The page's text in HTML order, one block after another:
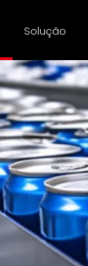
Solução